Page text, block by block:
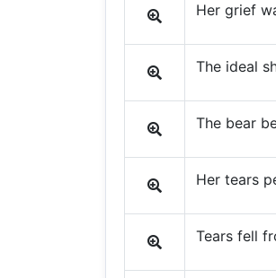
Her grief
The ideal
The bear
Her tears
Tears fell